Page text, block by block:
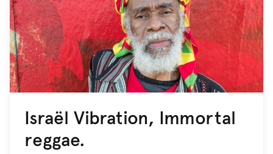
Israël Vibration, Immortal
reggae.